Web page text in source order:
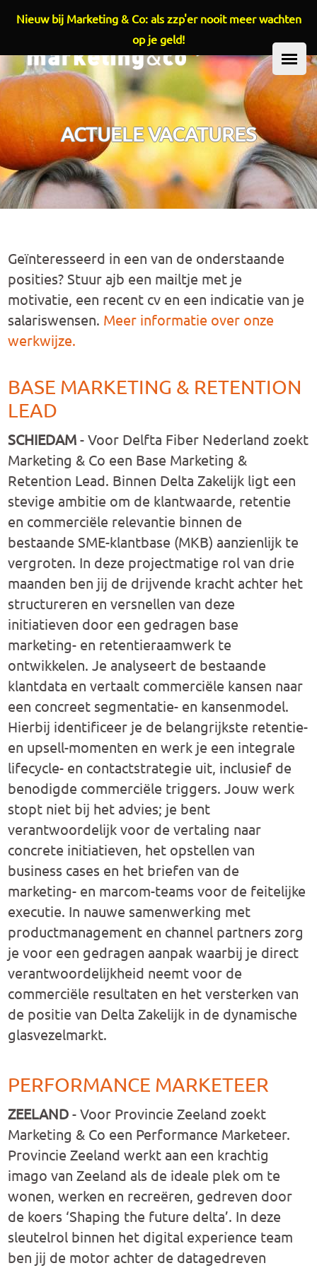
Overslaan en naar de inhoud gaan
HOOFDMENU
ACTUELE VACATURES
Geïnteresseerd in een van de onderstaande
posities? Stuur ajb een mailtje met je
motivatie, een recent cv en een indicatie van je
salariswensen. Meer informatie over onze
werkwijze.
BASE MARKETING & RETENTION
LEAD
SCHIEDAM -Voor Delfta Fiber Nederland zoekt
Marketing & Co een Base Marketing &
Retention Lead. Binnen Delta Zakelijk ligt een
stevige ambitie om de klantwaarde, retentie
en commerciële relevantie binnen de
bestaande SME-klantbase (MKB) aanzienlijk te
vergroten. In deze projectmatige rol van drie
maanden ben jij de drijvende kracht achter het
structureren en versnellen van deze
initiatieven door een gedragen base
marketing- en retentieraamwerk te
ontwikkelen. Je analyseert de bestaande
klantdata en vertaalt commerciële kansen naar
een concreet segmentatie- en kansenmodel.
Hierbij identificeer je de belangrijkste retentie-
en upsell-momenten en werk je een integrale
lifecycle- en contactstrategie uit, inclusief de
benodigde commerciële triggers. Jouw werk
stopt niet bij het advies; je bent
verantwoordelijk voor de vertaling naar
concrete initiatieven, het opstellen van
business cases en het briefen van de
marketing- en marcom-teams voor de feitelijke
executie. In nauwe samenwerking met
productmanagement en channel partners zorg
je voor een gedragen aanpak waarbij je direct
verantwoordelijkheid neemt voor de
commerciële resultaten en het versterken van
de positie van Delta Zakelijk in de dynamische
glasvezelmarkt.
PERFORMANCE MARKETEER
ZEELAND -Voor Provincie Zeeland zoekt
Marketing & Co een Performance Marketeer.
Provincie Zeeland werkt aan een krachtig
imago van Zeeland als de ideale plek om te
wonen, werken en recreëren, gedreven door
de koers ‘Shaping the future delta’. In deze
sleutelrol binnen het digital experience team
ben jij de motor achter de datagedreven
Nieuw bij Marketing & Co: als zzp'er nooit meer wachten
op je geld!